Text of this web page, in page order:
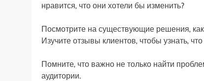
нравится‚ что они хотели бы изменить?
Посмотрите на существующие решения‚
Изучите отзывы клиентов‚ чтобы узнать‚
Помните‚ что важно не только найти
аудитории.